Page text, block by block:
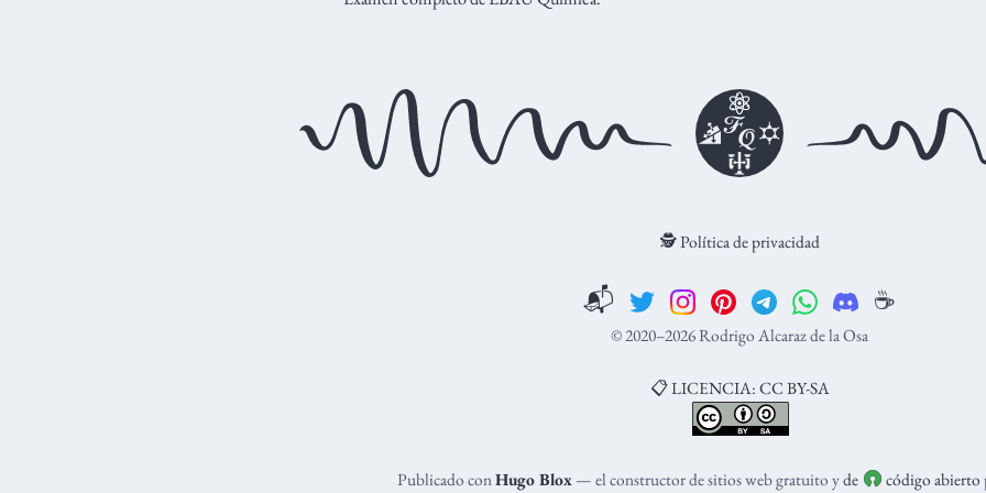
🕵️ Política de privacidad
📬 ☕️
© 2020–2026 Rodrigo Alcaraz de la Osa
📋 LICENCIA: CC BY-SA
Publicado conHugo Blox— el constructor de sitios web gratuito yde código abierto